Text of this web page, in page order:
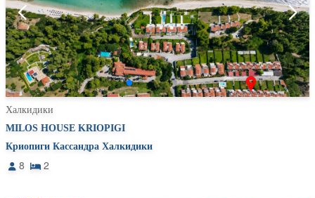
Халкидики
MILOS HOUSE KRIOPIGI
Криопиги Кассандра Халкидики
8 2